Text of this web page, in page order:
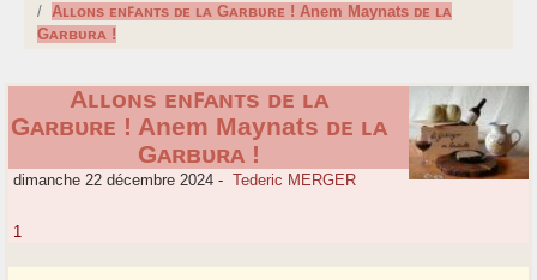
Aʟʟᴏɴs ᴇɴꜰᴀɴᴛs ᴅᴇ ʟᴀ Gᴀʀʙᴜʀᴇ ! Anem Maynats ᴅᴇ ʟᴀ
Gᴀʀʙᴜʀᴀ !
Aʟʟᴏɴs ᴇɴꜰᴀɴᴛs ᴅᴇ ʟᴀ
Gᴀʀʙᴜʀᴇ ! Anem Maynats ᴅᴇ ʟᴀ
Gᴀʀʙᴜʀᴀ !
dimanche 22 décembre 2024 - Tederic MERGER
1